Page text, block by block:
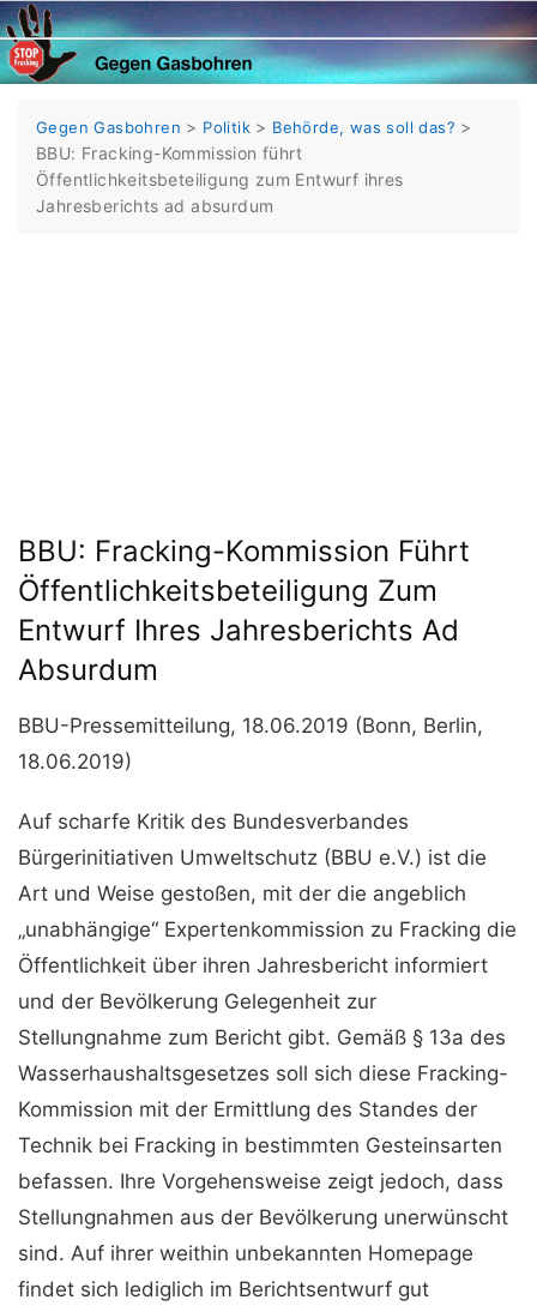
Skip
to
content
Gegen Gasbohren > Politik > Behörde, was soll das? >
BBU: Fracking-Kommission führt
Öffentlichkeitsbeteiligung zum Entwurf ihres
Jahresberichts ad absurdum
BBU: Fracking-Kommission Führt
Öffentlichkeitsbeteiligung Zum
Entwurf Ihres Jahresberichts Ad
Absurdum
BBU-Pressemitteilung, 18.06.2019 (Bonn, Berlin,
18.06.2019)
Auf scharfe Kritik des Bundesverbandes
Bürgerinitiativen Umweltschutz (BBU e.V.) ist die
Art und Weise gestoßen, mit der die angeblich
„unabhängige“ Expertenkommission zu Fracking die
Öffentlichkeit über ihren Jahresbericht informiert
und der Bevölkerung Gelegenheit zur
Stellungnahme zum Bericht gibt. Gemäß § 13a des
Wasserhaushaltsgesetzes soll sich diese Fracking-
Kommission mit der Ermittlung des Standes der
Technik bei Fracking in bestimmten Gesteinsarten
befassen. Ihre Vorgehensweise zeigt jedoch, dass
Stellungnahmen aus der Bevölkerung unerwünscht
sind. Auf ihrer weithin unbekannten Homepage
findet sich lediglich im Berichtsentwurf gut